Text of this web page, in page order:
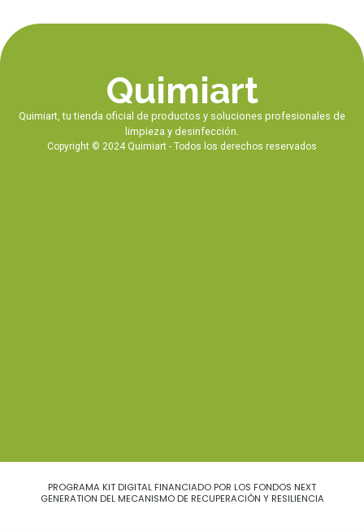
Quimiart
Quimiart, tu tienda oficial de productos y soluciones profesionales de
limpieza y desinfección.
Copyright © 2024 Quimiart - Todos los derechos reservados
PROGRAMA KIT DIGITAL FINANCIADO POR LOS FONDOS NEXT
GENERATION DEL MECANISMO DE RECUPERACIÓN Y RESILIENCIA